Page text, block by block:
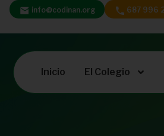
info@codinan.org 687 996
Inicio El Colegio